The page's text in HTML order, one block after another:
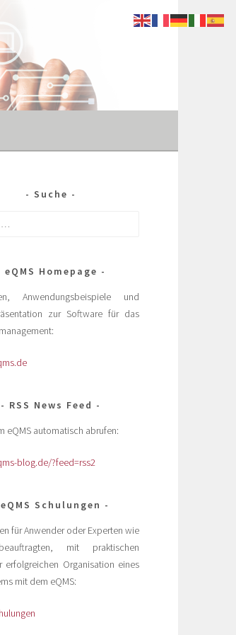
Suche
eQMS Homepage
Anwendungsbeispiele und
zur Software für das
RSS News Feed
eQMS automatisch abrufen:
blog.de/?feed=rss2
eQMS Schulungen
für Anwender oder Experten wie
mit praktischen
erfolgreichen Organisation eines
mit dem eQMS: